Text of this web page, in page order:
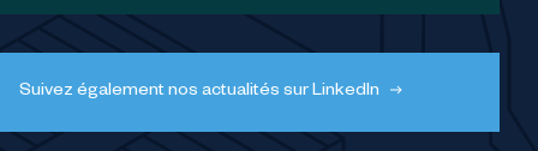
Suivez également nos actualités sur LinkedIn